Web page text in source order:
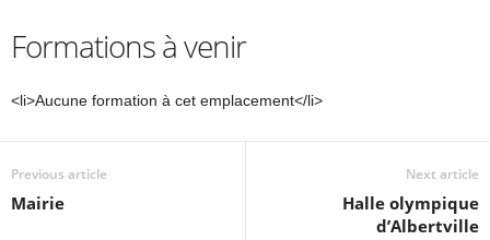
Formations à venir
<li>Aucune formation à cet emplacement</li>
Previous article
Mairie
Next article
Halle olympique
d’Albertville